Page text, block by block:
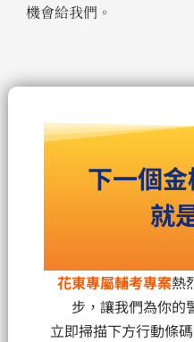
機會給我們。
下一個金
就
花東專屬輔考專案熱
步，讓我們為你的
立即掃描下方行動條